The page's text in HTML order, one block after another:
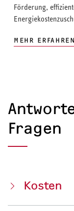
Förderung,
MEHR ERFAHREN
Fragen
Kosten